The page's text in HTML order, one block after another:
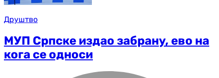
Друштво
МУП Српске издао забрану, ево на
кога се односи